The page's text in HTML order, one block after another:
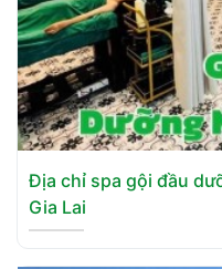
Địa chỉ spa gội đầu
Gia Lai